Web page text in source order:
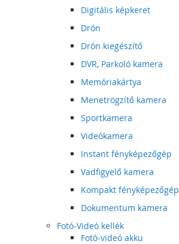
Digitális képkeret
Drón
Drón kiegészítő
DVR, Parkoló kamera
Memóriakártya
Menetrögzítő kamera
Sportkamera
Videókamera
Instant fényképezőgép
Vadfigyelő kamera
Kompakt fényképezőgép
Dokumentum kamera
Fotó-Videó kellék
Fotó-videó akku